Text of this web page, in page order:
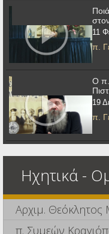
11
π.
Ο π.
19
π.
Ηχητικά -
Αρχιμ. Θεόκλητος
π. Συμεών